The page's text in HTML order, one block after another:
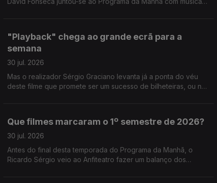
"Playback" chega ao grande ecrã para a
semana
30 jul. 2026
Mas o realizador Sérgio Graciano levanta já a ponta do véu
deste filme que promete ser um sucesso de bilheteiras, ou não
Que filmes marcaram o 1º semestre de 2026?
30 jul. 2026
Antes do final desta temporada do Programa da Manhã, o
Ricardo Sérgio veio ao Anfiteatro fazer um balanço dos